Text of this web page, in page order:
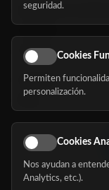
Buscador de
Eventos
Nosotros
Síguenos
seguridad.
Cookies
Permiten
personalización.
Cookies
Nos ayudan a
Analytics, etc.).